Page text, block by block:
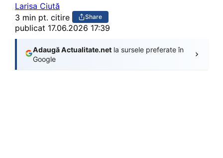
Larisa Ciută
3 min pt. citire
Share
publicat 17.06.2026 17:39
Adaugă Actualitate.net la sursele preferate în
Google